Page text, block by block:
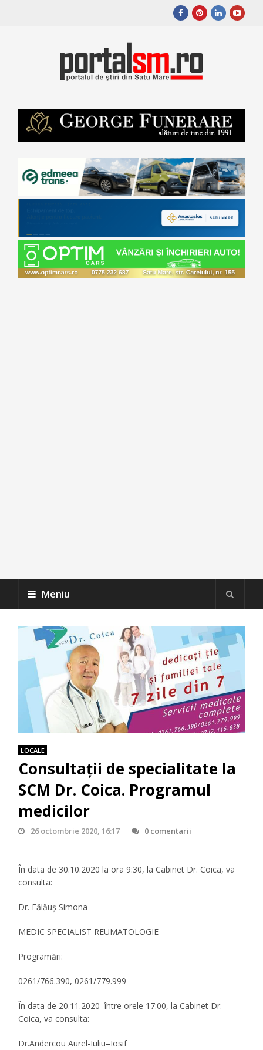
Meniu
LOCALE
Consultații de specialitate la
SCM Dr. Coica. Programul
medicilor
26 octombrie 2020, 16:17 0 comentarii
În data de 30.10.2020 la ora 9:30, la Cabinet Dr. Coica, va
consulta:
Dr. Fălăuş Simona
MEDIC SPECIALIST REUMATOLOGIE
Programări:
0261/766.390, 0261/779.999
În data de 20.11.2020 între orele 17:00, la Cabinet Dr.
Coica, va consulta:
Dr.Andercou Aurel-Iuliu–Iosif